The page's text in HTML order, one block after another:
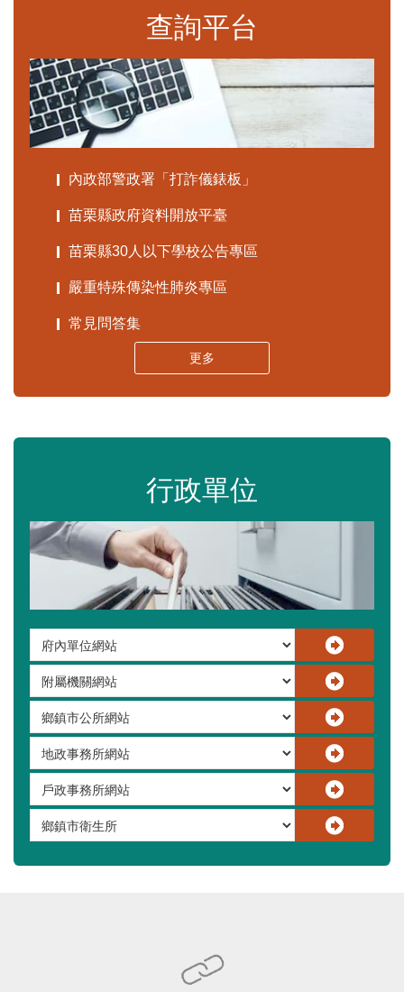
查詢平台
內政部警政署「打詐儀錶板」
苗栗縣政府資料開放平臺
苗栗縣30人以下學校公告專區
嚴重特殊傳染性肺炎專區
常見問答集
更多
行政單位